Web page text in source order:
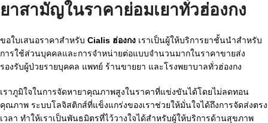
ยาสามัญในราคาย่อมเยาทั่วฮ่องกง
ขอใบเสนอราคาสำหรับ Cialis ฮ่องกง เราเป็นผู้ให้บริการยาชั้นนำสำหรับ
การใช้ส่วนบุคคลและการจำหน่ายต่อแบบจำนวนมากในราคาขายส่ง
รองรับผู้ป่วยรายบุคคล แพทย์ ร้านขายยา และโรงพยาบาลทั่วฮ่องกง
เราภูมิใจในการจัดหายาคุณภาพสูงในราคาที่แข่งขันได้โดยไม่ลดทอน
คุณภาพ ระบบโลจิสติกส์ที่แข็งแกร่งของเราช่วยให้มั่นใจได้ถึงการจัดส่งตรง
เวลา ทำให้เราเป็นพันธมิตรที่ไว้วางใจได้สำหรับผู้ให้บริการด้านสุขภาพ